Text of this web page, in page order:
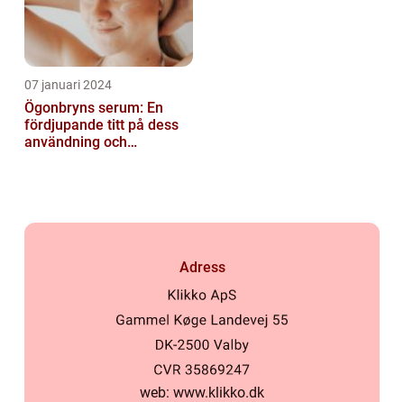
07 januari 2024
Ögonbryns serum: En
fördjupande titt på dess
användning och
Adress
web: www.klikko.dk